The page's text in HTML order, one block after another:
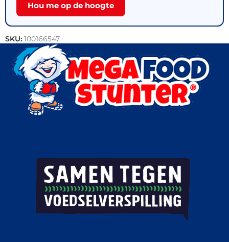
Hou me op de hoogte
SKU: 100166547
Categorieën:Snacks